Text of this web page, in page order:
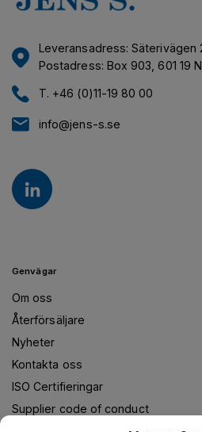
Leveransadress: Säterivägen
Postadress: Box 903, 601 19
T. +46 (0)11-19 80 00
info@jens-s.se
Genvägar
Om oss
Återförsäljare
Nyheter
Kontakta oss
ISO Certifieringar
Supplier code of conduct